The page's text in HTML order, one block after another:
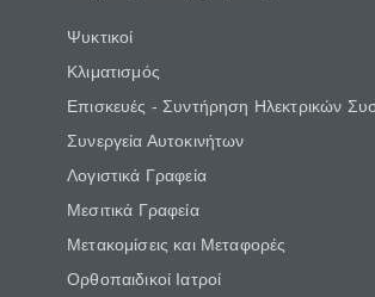
Ψυκτικοί
Κλιματισμός
Επισκευές - Συντήρηση Ηλεκτρικών
Συνεργεία Αυτοκινήτων
Λογιστικά Γραφεία
Μεσιτικά Γραφεία
Μετακομίσεις και Μεταφορές
Ορθοπαιδικοί Ιατροί